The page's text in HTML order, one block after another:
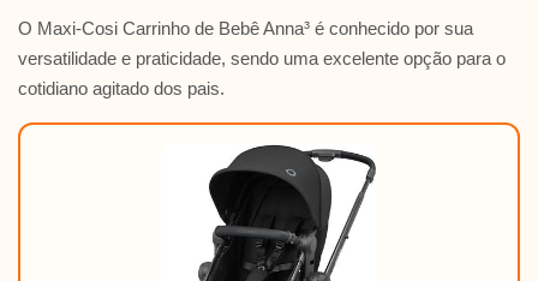
O Maxi-Cosi Carrinho de Bebê Anna³ é conhecido por sua
versatilidade e praticidade, sendo uma excelente opção para o
cotidiano agitado dos pais.